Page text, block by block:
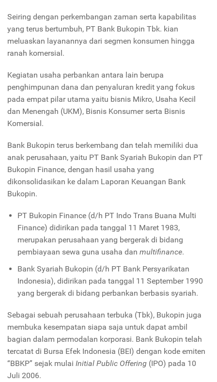
Seiring dengan perkembangan zaman serta kapabilitas
yang terus bertumbuh, PT Bank Bukopin Tbk. kian
meluaskan layanannya dari segmen konsumen hingga
ranah komersial.
Kegiatan usaha perbankan antara lain berupa
penghimpunan dana dan penyaluran kredit yang fokus
pada empat pilar utama yaitu bisnis Mikro, Usaha Kecil
dan Menengah (UKM), Bisnis Konsumer serta Bisnis
Komersial.
Bank Bukopin terus berkembang dan telah memiliki dua
anak perusahaan, yaitu PT Bank Syariah Bukopin dan PT
Bukopin Finance, dengan hasil usaha yang
dikonsolidasikan ke dalam Laporan Keuangan Bank
Bukopin.
PT Bukopin Finance (d/h PT Indo Trans Buana Multi
Finance) didirikan pada tanggal 11 Maret 1983,
merupakan perusahaan yang bergerak di bidang
pembiayaan sewa guna usaha dan multifinance.
Bank Syariah Bukopin (d/h PT Bank Persyarikatan
Indonesia), didirikan pada tanggal 11 September 1990
yang bergerak di bidang perbankan berbasis syariah.
Sebagai sebuah perusahaan terbuka (Tbk), Bukopin juga
membuka kesempatan siapa saja untuk dapat ambil
bagian dalam permodalan korporasi. Bank Bukopin telah
tercatat di Bursa Efek Indonesia (BEI) dengan kode emiten
“BBKP” sejak mulai Initial Public Offering (IPO) pada 10
Juli 2006.